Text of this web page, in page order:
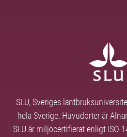
SLU, Sveriges
hela Sverige. Huvudorter är
SLU är miljöcertifierat enligt ISO